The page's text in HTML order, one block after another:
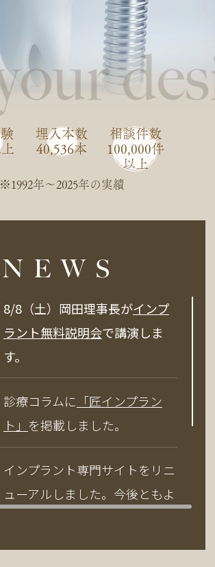
埋入本数
40,536本
相談件数
100,000件
以上
※1992年〜2025年の実績
NEWS
8/8（土）岡田理事長がインプ
ラント無料説明会で講演しま
す。
診療コラムに 「匠インプラン
ト」 を掲載しました。
インプラント専門サイトをリニ
ューアルしました。今後ともよ